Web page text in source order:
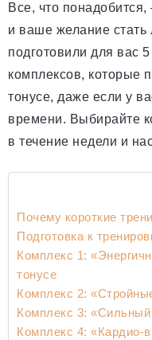
Все, что
и ваше желание
подготовили для вас
комплексов, которые
тонусе, даже если у
времени. Выбирайте
в течение недели и
Почему короткие
Подготовка к
Комплекс 1:
тонусе
Комплекс 2:
Комплекс 3: «Сильный
Комплекс 4: «Кардио-